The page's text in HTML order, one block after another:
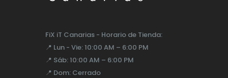
FiX iT Canarias - Horario de Tienda:
📍 Lun - Vie: 10:00 AM – 6:00 PM
📍 Sáb: 10:00 AM – 6:00 PM
📍 Dom: Cerrado